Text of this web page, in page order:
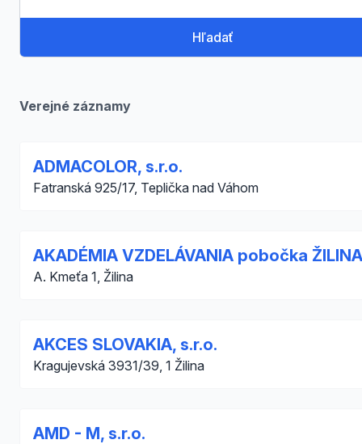
Hľadať
Verejné záznamy
ADMACOLOR, s.r.o.
Fatranská 925/17, Teplička nad Váhom
AKADÉMIA VZDELÁVANIA pobočka ŽILINA
A. Kmeťa 1, Žilina
AKCES SLOVAKIA, s.r.o.
Kragujevská 3931/39, 1 Žilina
AMD - M, s.r.o.